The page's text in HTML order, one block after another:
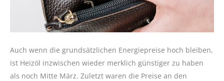
Auch wenn die grundsätzlichen Energiepreise hoch bleiben,
ist Heizöl inzwischen wieder merklich günstiger zu haben
als noch Mitte März. Zuletzt waren die Preise an den